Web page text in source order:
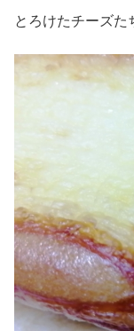
とろけたチーズた